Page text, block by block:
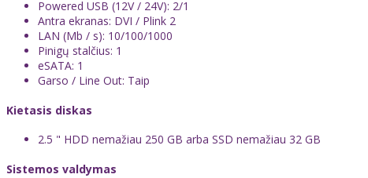
Powered USB (12V / 24V): 2/1
Antra ekranas: DVI / Plink 2
LAN (Mb / s): 10/100/1000
Pinigų stalčius: 1
eSATA: 1
Garso / Line Out: Taip
Kietasis diskas
2.5 " HDD nemažiau 250 GB arba SSD nemažiau 32 GB
Sistemos valdymas